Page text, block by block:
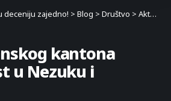
deceniju zajedno! > Blog > Društvo > Aktuelnosti
kantona
u Nezuku i